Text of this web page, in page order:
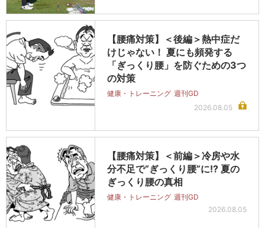
【腰痛対策】＜後編＞熱中症だ
けじゃない！ 夏にも頻発する
「ぎっくり腰」を防ぐための3つ
の対策
健康・トレーニング 週刊GD
2026.08.05
【腰痛対策】＜前編＞冷房や水
分不足で“ぎっくり腰”に!? 夏の
ぎっくり腰の真相
健康・トレーニング 週刊GD
2026.08.05